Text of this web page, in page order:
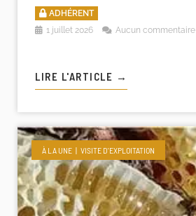
ADHÉRENT
1 juillet 2026
Aucun commentaire
LIRE L'ARTICLE →
À LA UNE VISITE D'EXPLOITATION